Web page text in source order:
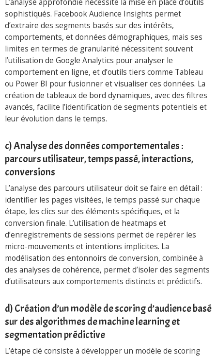
L’analyse approfondie nécessite la mise en place d’outils
sophistiqués. Facebook Audience Insights permet
d’extraire des segments basés sur des intérêts,
comportements, et données démographiques, mais ses
limites en termes de granularité nécessitent souvent
l’utilisation de Google Analytics pour analyser le
comportement en ligne, et d’outils tiers comme Tableau
ou Power BI pour fusionner et visualiser ces données. La
création de tableaux de bord dynamiques, avec des filtres
avancés, facilite l’identification de segments potentiels et
leur évolution dans le temps.
c) Analyse des données comportementales :
parcours utilisateur, temps passé, interactions,
conversions
L’analyse des parcours utilisateur doit se faire en détail :
identifier les pages visitées, le temps passé sur chaque
étape, les clics sur des éléments spécifiques, et la
conversion finale. L’utilisation de heatmaps et
d’enregistrements de sessions permet de repérer les
micro-mouvements et intentions implicites. La
modélisation des entonnoirs de conversion, combinée à
des analyses de cohérence, permet d’isoler des segments
d’utilisateurs aux comportements distincts et prédictifs.
d) Création d’un modèle de scoring d’audience basé
sur des algorithmes de machine learning et
segmentation prédictive
L’étape clé consiste à développer un modèle de scoring